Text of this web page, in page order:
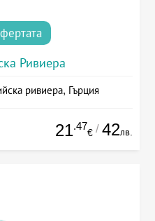
Ривиера
ривиера, Гърция
21.47
€ / 42лв.